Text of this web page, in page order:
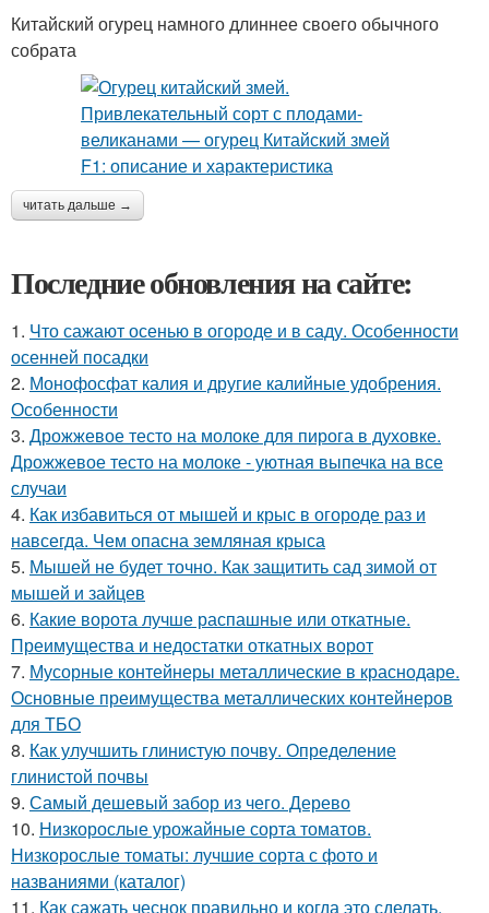
Китайский огурец намного длиннее своего обычного
собрата
читать дальше →
Последние обновления на сайте:
1. Что сажают осенью в огороде и в саду. Особенности
осенней посадки
2. Монофосфат калия и другие калийные удобрения.
Особенности
3. Дрожжевое тесто на молоке для пирога в духовке.
Дрожжевое тесто на молоке - уютная выпечка на все
случаи
4. Как избавиться от мышей и крыс в огороде раз и
навсегда. Чем опасна земляная крыса
5. Мышей не будет точно. Как защитить сад зимой от
мышей и зайцев
6. Какие ворота лучше распашные или откатные.
Преимущества и недостатки откатных ворот
7. Мусорные контейнеры металлические в краснодаре.
Основные преимущества металлических контейнеров
для ТБО
8. Как улучшить глинистую почву. Определение
глинистой почвы
9. Самый дешевый забор из чего. Дерево
10. Низкорослые урожайные сорта томатов.
Низкорослые томаты: лучшие сорта с фото и
названиями (каталог)
11. Как сажать чеснок правильно и когда это сделать.